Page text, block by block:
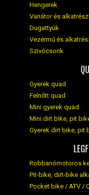
Hengerek
Variátor és
Dugattyúk
Vezérmű és
Szivócsonk
Gyerek quad
Felnőtt quad
Mini gyerek quad
Mini dirt bike, pit
Gyerek dirt bike, pit
Robbanómotoros
Pit-bike, dirt-bike
Pocket bike / ATV /